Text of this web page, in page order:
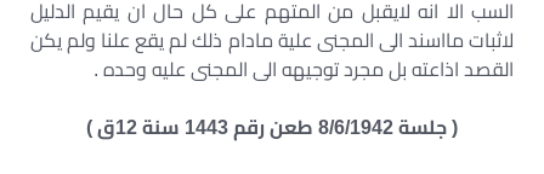
السب الا انه لايقبل من المتهم على كل حال ان يقيم الدليل
لاثبات مااسند الى المجنى علية مادام ذلك لم يقع علنا ولم يكن
القصد اذاعته بل مجرد توجيهه الى المجنى عليه وحده .
( جلسة 8/6/1942 طعن رقم 1443 سنة 12ق )